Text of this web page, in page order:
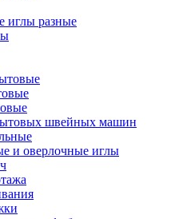
разные
швейных машин
и оверлочные иглы